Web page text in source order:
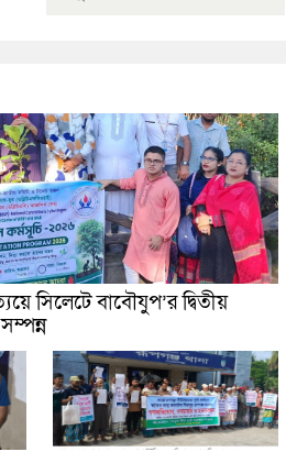
সিলেটে বাবৌযুপ’র দ্বিতীয়